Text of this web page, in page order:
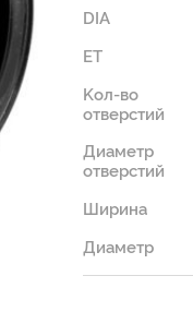
DIA
ET
Kол-во
отверстий
Диаметр
отверстий
Ширина
Диаметр